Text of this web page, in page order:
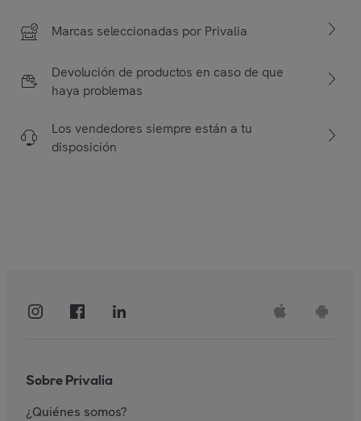
Marcas seleccionadas por Privalia
Devolución de productos en caso de que
haya problemas
Los vendedores siempre están a tu
disposición
Sobre Privalia
¿Quiénes somos?